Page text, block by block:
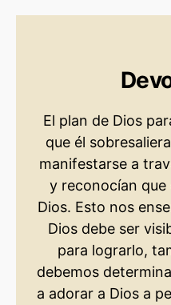
El plan de Dios
que él
manifestarse a
y reconocían que
Dios. Esto nos
Dios debe ser
para lograrlo,
debemos
a adorar a Dios a